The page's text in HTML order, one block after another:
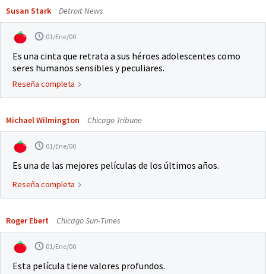
Susan Stark Detroit News
01/Ene/00
Es una cinta que retrata a sus héroes adolescentes como
seres humanos sensibles y peculiares.
Reseña completa
Michael Wilmington Chicago Tribune
01/Ene/00
Es una de las mejores películas de los últimos años.
Reseña completa
Roger Ebert Chicago Sun-Times
01/Ene/00
Esta película tiene valores profundos.